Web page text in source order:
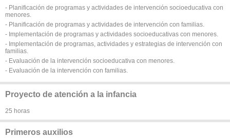
- Planificación de programas y actividades de intervención socioeducativa con
menores.
- Planificación de programas y actividades de intervención con familias.
- Implementación de programas y actividades socioeducativas con menores.
- Implementación de programas, actividades y estrategias de intervención con
familias.
- Evaluación de la intervención socioeducativa con menores.
- Evaluación de la intervención con familias.
Proyecto de atención a la infancia
25 horas
Primeros auxilios